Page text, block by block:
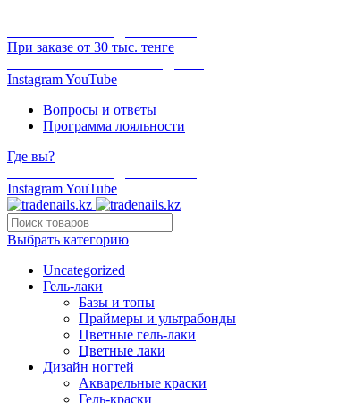
При заказе от 30 тыс. тенге
InstagramYouTube
Вопросы и ответы
Программа лояльности
Где вы?
InstagramYouTube
Выбрать категорию
Uncategorized
Гель-лаки
Базы и топы
Праймеры и ультрабонды
Цветные гель-лаки
Цветные лаки
Дизайн ногтей
Акварельные краски
Гель-краски